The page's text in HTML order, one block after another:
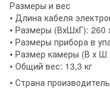
Размеры и вес
• Длина кабеля
• Размеры (ВхШхГ): 260
• Размеры прибора в
• Размер камеры (В х Ш
• Общий вес: 13,3 кг
• Страна